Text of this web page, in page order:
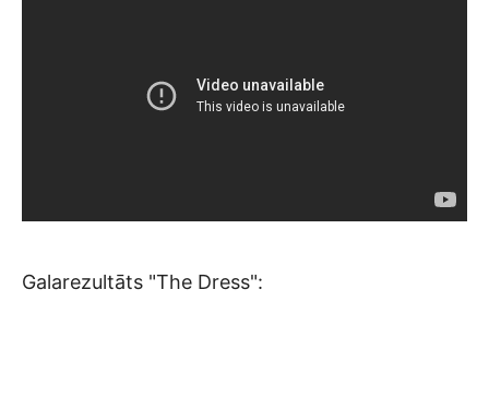
Galarezultāts "The Dress":